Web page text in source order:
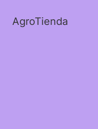
AgroTienda